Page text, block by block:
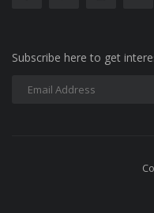
Subscribe here to get